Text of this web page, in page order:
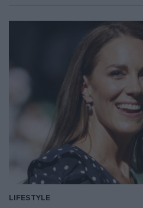
LIFESTYLE